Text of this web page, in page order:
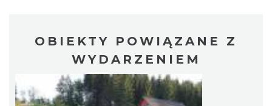
OBIEKTY POWIĄZANE Z
WYDARZENIEM